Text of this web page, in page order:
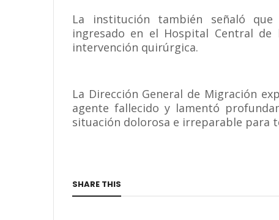
La institución también señaló
ingresado en el Hospital Central de
intervención quirúrgica.
La Dirección General de Migración
agente fallecido y lamentó
situación dolorosa e irreparable para
SHARE THIS